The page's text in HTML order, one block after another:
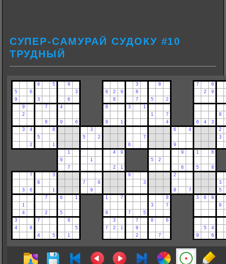
СУПЕР-САМУРАЙ СУДОКУ #10
ТРУДНЫЙ